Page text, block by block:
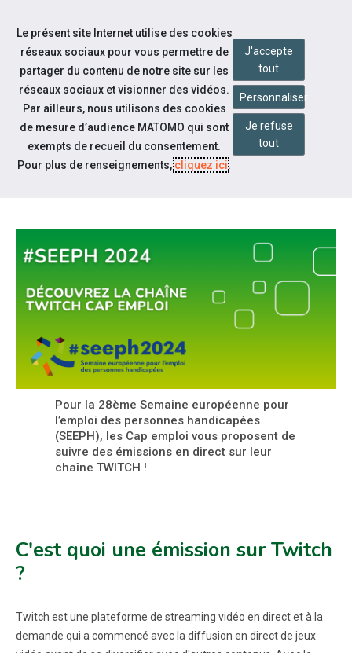
Aller au contenu
Notre actualité
PROGRAMME TWITCH DURANT
Pour la 28ème Semaine européenne pour
l’emploi des personnes handicapées
(SEEPH), les Cap emploi vous proposent de
suivre des émissions en direct sur leur
chaîne TWITCH !
C'est quoi une émission sur Twitch
?
Twitch est une plateforme de streaming vidéo en direct et à la
demande qui a commencé avec la diffusion en direct de jeux
Le présent site Internet utilise des cookies
réseaux sociaux pour vous permettre de
partager du contenu de notre site sur les
réseaux sociaux et visionner des vidéos.
Par ailleurs, nous utilisons des cookies
de mesure d’audience MATOMO qui sont
exempts de recueil du consentement.
Pour plus de renseignements,cliquez ici.
J'accepte
tout
Personnaliser
Je refuse
tout